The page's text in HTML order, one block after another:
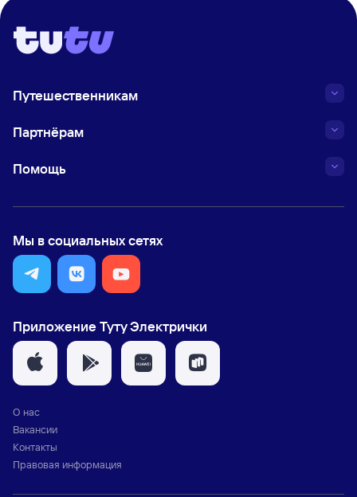
Путешественникам
Партнёрам
Помощь
Мы в социальных сетях
Приложение Туту Электрички
О нас
Вакансии
Контакты
Правовая информация